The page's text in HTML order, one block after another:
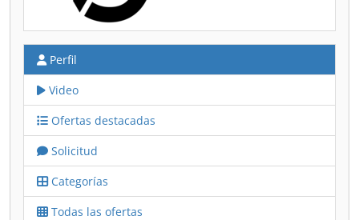
Perfil
Video
Ofertas destacadas
Solicitud
Categorías
Todas las ofertas